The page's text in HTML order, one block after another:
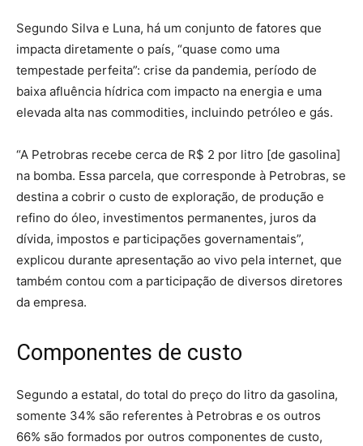
Segundo Silva e Luna, há um conjunto de fatores que
impacta diretamente o país, “quase como uma
tempestade perfeita”: crise da pandemia, período de
baixa afluência hídrica com impacto na energia e uma
elevada alta nas commodities, incluindo petróleo e gás.
“A Petrobras recebe cerca de R$ 2 por litro [de gasolina]
na bomba. Essa parcela, que corresponde à Petrobras, se
destina a cobrir o custo de exploração, de produção e
refino do óleo, investimentos permanentes, juros da
dívida, impostos e participações governamentais”,
explicou durante apresentação ao vivo pela internet, que
também contou com a participação de diversos diretores
da empresa.
Componentes de custo
Segundo a estatal, do total do preço do litro da gasolina,
somente 34% são referentes à Petrobras e os outros
66% são formados por outros componentes de custo,